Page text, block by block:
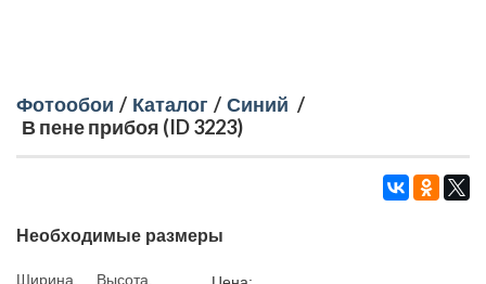
Фотообои / Каталог / Синий /
В пене прибоя (ID 3223)
Необходимые размеры
Ширина,
Высота,